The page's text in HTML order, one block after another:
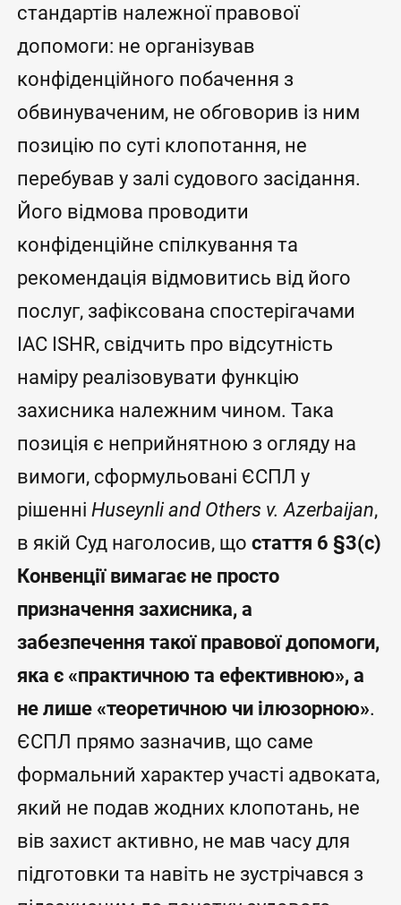
стандартів належної правової
допомоги: не організував
конфіденційного побачення з
обвинуваченим, не обговорив із ним
позицію по суті клопотання, не
перебував у залі судового засідання.
Його відмова проводити
конфіденційне спілкування та
рекомендація відмовитись від його
послуг, зафіксована спостерігачами
IAC ISHR, свідчить про відсутність
наміру реалізовувати функцію
захисника належним чином. Така
позиція є неприйнятною з огляду на
вимоги, сформульовані ЄСПЛ у
рішенніHuseynli and Others v. Azerbaijan,
в якій Суд наголосив, щостаття 6 §3(с)
Конвенції вимагає не просто
призначення захисника, а
забезпечення такої правової допомоги,
яка є «практичною та ефективною», а
не лише «теоретичною чи ілюзорною».
ЄСПЛ прямо зазначив, що саме
формальний характер участі адвоката,
який не подав жодних клопотань, не
вів захист активно, не мав часу для
підготовки та навіть не зустрічався з